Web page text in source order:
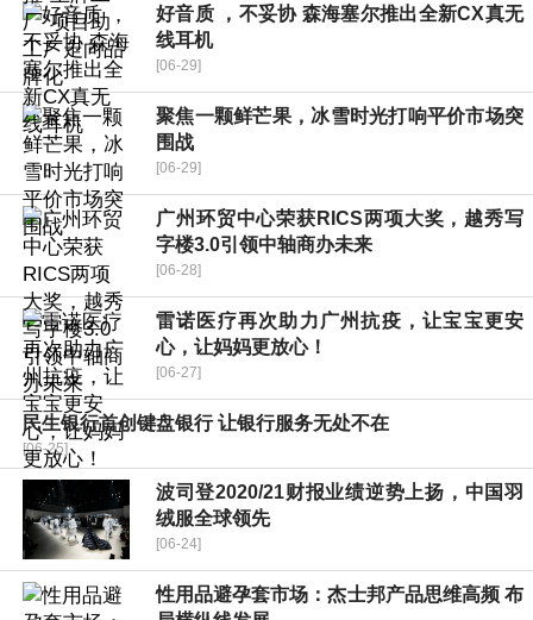
好音质 ，不妥协 森海塞尔推出全新CX真无
线耳机
[06-29]
聚焦一颗鲜芒果，冰雪时光打响平价市场突
围战
[06-29]
广州环贸中心荣获RICS两项大奖，越秀写
字楼3.0引领中轴商办未来
[06-28]
雷诺医疗再次助力广州抗疫，让宝宝更安
心，让妈妈更放心！
[06-27]
民生银行首创键盘银行 让银行服务无处不在
[06-25]
波司登2020/21财报业绩逆势上扬，中国羽
绒服全球领先
[06-24]
性用品避孕套市场：杰士邦产品思维高频 布